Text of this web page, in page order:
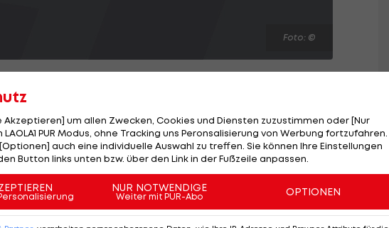
Foto: ©
feiern die Minnesota Timberwolves einen 117:100-
steuert nicht nur 30 Punkte, sondern auch 21
einer 24:26-Bilanz und liegen im Westen an elfter
Weiters: Cavs-Suns 83:108, Celtics-Wizards 88:76,
Blazers-Warrios 90:87, Lakers-Grizzlies 96:102.
Akzeptieren] um allen Zwecken, Cookies und Diensten zuzustimmen oder [Nur
PUR Modus, ohne Tracking uns Peronsalisierung von Werbung fortzufahren.
auch eine individuelle Auswahl zu treffen. Sie können Ihre Einstellungen
Button links unten bzw. über den Link in der Fußzeile anpassen.
NUR NOTWENDIGE
Weiter mit PUR-Abo OPTIONEN